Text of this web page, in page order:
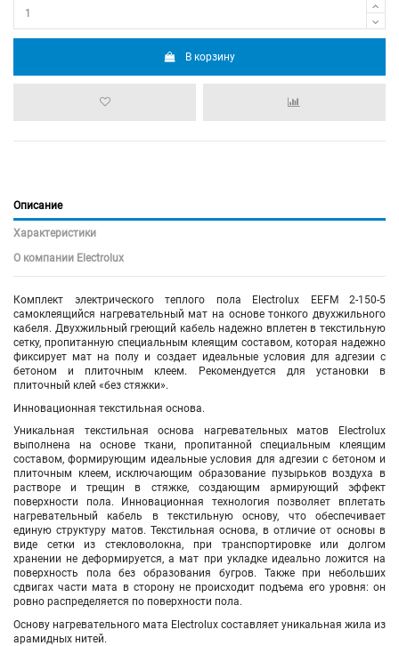
В корзину
Описание
Характеристики
О компании Electrolux
Комплект электрического теплого пола Electrolux EEFM 2-150-5
самоклеящийся нагревательный мат на основе тонкого двухжильного
кабеля. Двухжильный греющий кабель надежно вплетен в текстильную
сетку, пропитанную специальным клеящим составом, которая надежно
фиксирует мат на полу и создает идеальные условия для адгезии с
бетоном и плиточным клеем. Рекомендуется для установки в
плиточный клей «без стяжки».
Инновационная текстильная основа.
Уникальная текстильная основа нагревательных матов Electrolux
выполнена на основе ткани, пропитанной специальным клеящим
составом, формирующим идеальные условия для адгезии с бетоном и
плиточным клеем, исключающим образование пузырьков воздуха в
растворе и трещин в стяжке, создающим армирующий эффект
поверхности пола. Инновационная технология позволяет вплетать
нагревательный кабель в текстильную основу, что обеспечивает
единую структуру матов. Текстильная основа, в отличие от основы в
виде сетки из стекловолокна, при транспортировке или долгом
хранении не деформируется, а мат при укладке идеально ложится на
поверхность пола без образования бугров. Также при небольших
сдвигах части мата в сторону не происходит подъема его уровня: он
ровно распределяется по поверхности пола.
Основу нагревательного мата Electrolux составляет уникальная жила из
арамидных нитей.